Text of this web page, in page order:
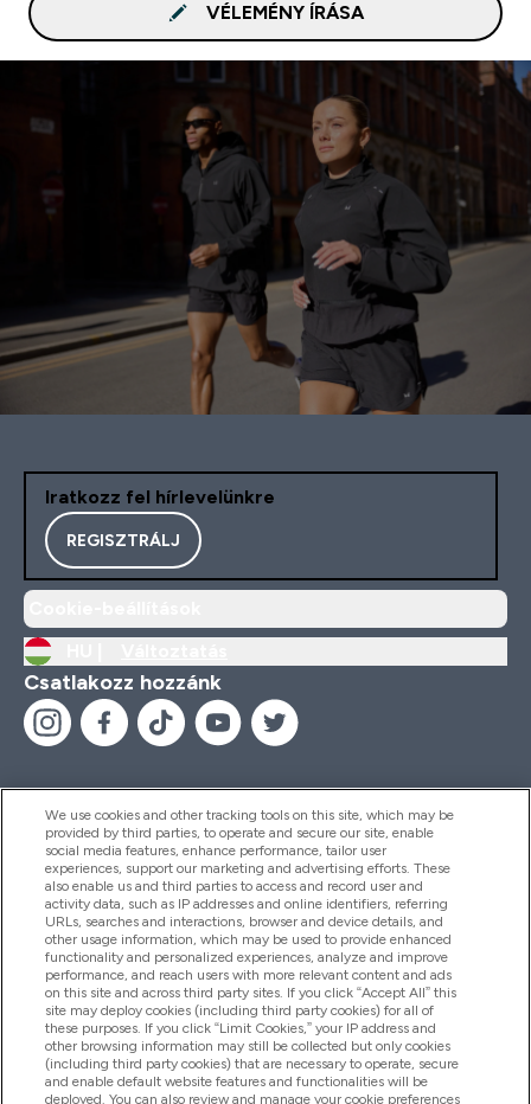
VÉLEMÉNY ÍRÁSA
Iratkozz fel hírlevelünkre
REGISZTRÁLJ
Csatlakozz hozzánk
Segítség És Információ
Termékek
Céginformáció
Hűség És Jutalmak
We use cookies and other tracking tools on this site, which may be
provided by third parties, to operate and secure our site, enable
social media features, enhance performance, tailor user
experiences, support our marketing and advertising efforts. These
also enable us and third parties to access and record user and
activity data, such as IP addresses and online identifiers, referring
URLs, searches and interactions, browser and device details, and
other usage information, which may be used to provide enhanced
functionality and personalized experiences, analyze and improve
performance, and reach users with more relevant content and ads
on this site and across third party sites. If you click “Accept All” this
site may deploy cookies (including third party cookies) for all of
these purposes. If you click “Limit Cookies,” your IP address and
other browsing information may still be collected but only cookies
(including third party cookies) that are necessary to operate, secure
and enable default website features and functionalities will be
deployed. You can also review and manage your cookie preferences